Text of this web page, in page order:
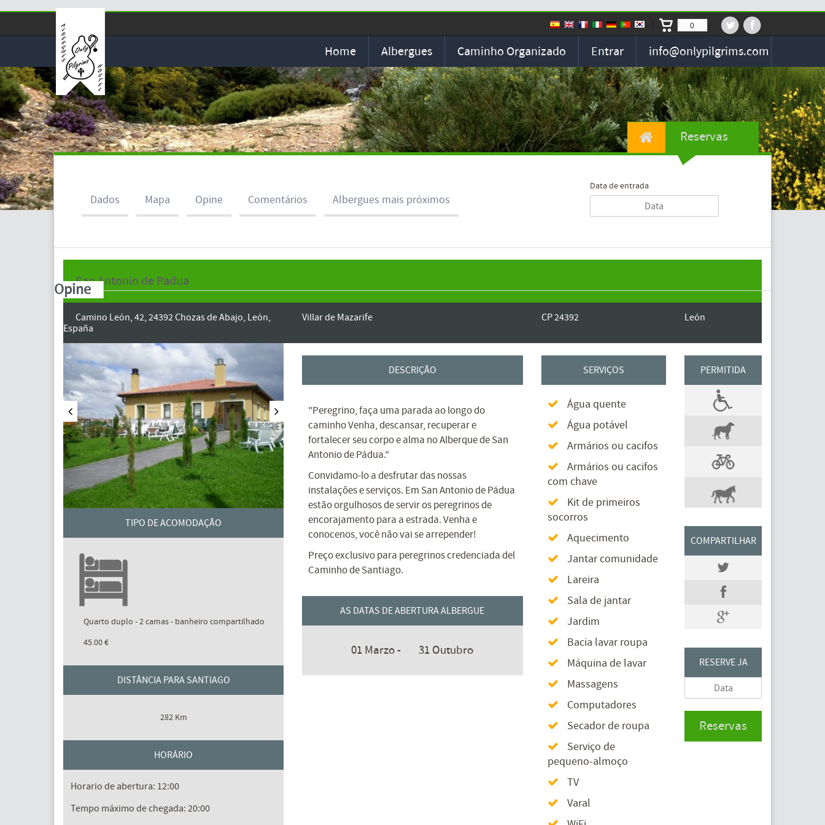
0
Home Albergues Caminho Organizado Entrar info@onlypilgrims.com
Dados Mapa Opine Comentários Albergues mais próximos
Data de entrada
Reservas
San Antonio de Padua
Camino León, 42, 24392 Chozas de Abajo, León,
España
Villar de Mazarife CP 24392 León
TIPO DE ACOMODAÇÃO
Quarto duplo - 2 camas - banheiro compartilhado
45.00 €
DISTÂNCIA PARA SANTIAGO
282 Km
HORÁRIO
Horario de abertura: 12:00
Tempo máximo de chegada: 20:00
DESCRIÇÃO
"Peregrino, faça uma parada ao longo do
caminho Venha, descansar, recuperar e
fortalecer seu corpo e alma no Alberque de San
Antonio de Pádua."
Convidamo-lo a desfrutar das nossas
instalações e serviços. Em San Antonio de Pádua
estão orgulhosos de servir os peregrinos de
encorajamento para a estrada. Venha e
conocenos, você não vai se arrepender!
Preço exclusivo para peregrinos credenciada del
Caminho de Santiago.
AS DATAS DE ABERTURA ALBERGUE
01 Marzo - 31 Outubro
SERVIÇOS
Água quente
Água potável
Armários ou cacifos
Armários ou cacifos
com chave
Kit de primeiros
socorros
Aquecimento
Jantar comunidade
Lareira
Sala de jantar
Jardim
Bacia lavar roupa
Máquina de lavar
Massagens
Computadores
Secador de roupa
Serviço de
pequeno-almoço
TV
Varal
PERMITIDA
COMPARTILHAR
RESERVE JA
Reservas
Opine